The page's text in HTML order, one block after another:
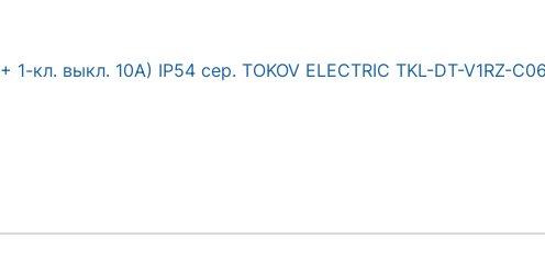
кл. выкл. 10А) IP54 сер. TOKOV ELECTRIC TKL-DT-V1RZ-